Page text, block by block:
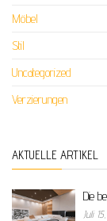
Möbel
Stil
Uncategorized
Verzierungen
AKTUELLE ARTIKEL
Die
Juli